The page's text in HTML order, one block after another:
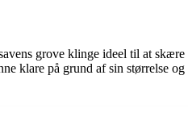
grove klinge ideel til at
på grund af sin størrelse